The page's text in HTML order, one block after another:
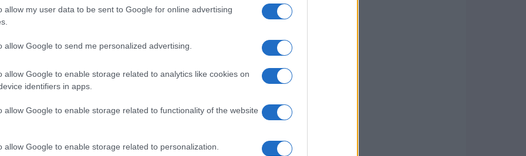
allow my user data to be sent to Google for online advertising
allow Google to send me personalized advertising.
allow Google to enable storage related to analytics like cookies on
identifiers in apps.
allow Google to enable storage related to functionality of the website
allow Google to enable storage related to personalization.
febbraio, ma Gene, a causa della sua
che lo circondava. Ha vissuto accanto al
e isolato.
pubblica, vivendo in un ranch isolato,
rispettata da chi li circondava, ha
I figli hanno ammesso di non aver